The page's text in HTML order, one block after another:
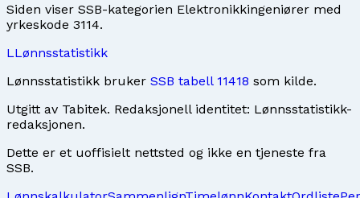
Siden viser SSB-kategorien Elektronikkingeniører med
yrkeskode 3114.
LLønnsstatistikk
Lønnsstatistikk bruker SSB tabell 11418 som kilde.
Utgitt av Tabitek. Redaksjonell identitet: Lønnsstatistikk-
redaksjonen.
Dette er et uoffisielt nettsted og ikke en tjeneste fra
SSB.